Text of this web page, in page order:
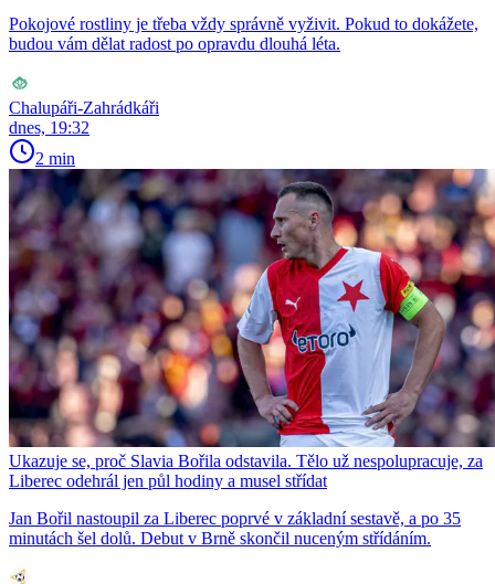
Pokojové rostliny je třeba vždy správně vyživit. Pokud to dokážete,
budou vám dělat radost po opravdu dlouhá léta.
Chalupáři-Zahrádkáři
dnes, 19:32
2 min
Ukazuje se, proč Slavia Bořila odstavila. Tělo už nespolupracuje, za
Liberec odehrál jen půl hodiny a musel střídat
Jan Bořil nastoupil za Liberec poprvé v základní sestavě, a po 35
minutách šel dolů. Debut v Brně skončil nuceným střídáním.